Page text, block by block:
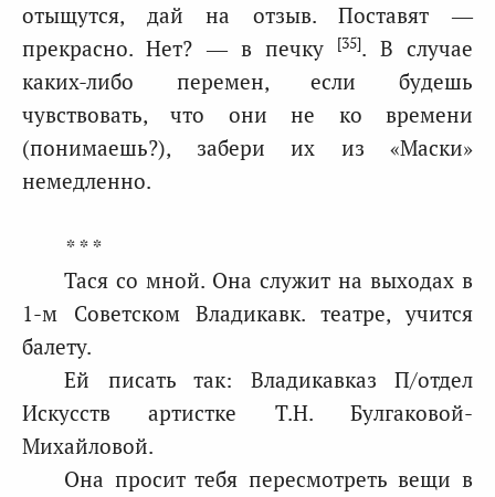
отыщутся, дай на отзыв. Поставят —
прекрасно. Нет? — в печку
[35]. В случае
каких-либо перемен, если будешь
чувствовать, что они не ко времени
(понимаешь?), забери их из «Маски»
немедленно.
* * *
Тася со мной. Она служит на выходах в
1-м Советском Владикавк. театре, учится
балету.
Ей писать так: Владикавказ П/отдел
Искусств артистке Т.Н. Булгаковой-
Михайловой.
Она просит тебя пересмотреть вещи в